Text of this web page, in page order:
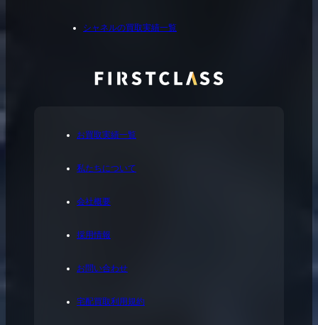
お買取実績一覧
私たちについて
会社概要
採用情報
お問い合わせ
宅配買取利用規約
シャネルの買取実績一覧